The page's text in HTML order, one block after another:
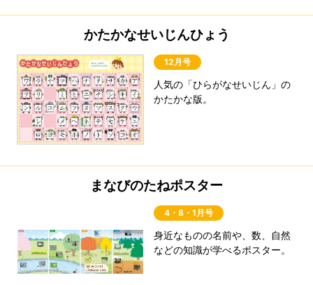
かたかなせいじんひょう
12月号
人気の「ひらがなせいじん」の
かたかな版。
まなびのたねポスター
4・8・1月号
身近なものの名前や、数、自然
などの知識が学べるポスター。